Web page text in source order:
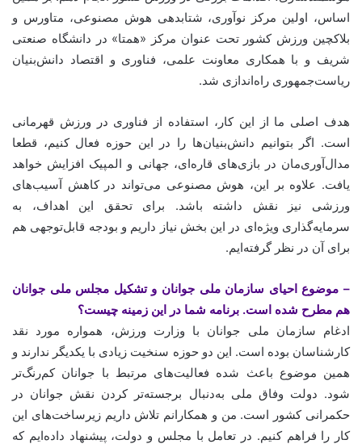
اساس، اولین مرکز نوآوری، شتابدهی هوش مصنوعی، متاورس و
بلاکچین ورزش کشور تحت عنوان مرکز «همتا» در دانشگاه صنعتی
شریف و با همکاری معاونت علمی، فناوری و اقتصاد دانش‌بنیان
ریاست‌جمهوری راه‌اندازی شد.
هدف اصلی ما از این کار، استفاده از فناوری در ورزش قهرمانی
است. اگر بتوانیم دانش‌بنیان‌ها را در این حوزه فعال کنیم، قطعا
مدال‌آوری‌مان در بازی‌های قاره‌ای، جهانی و المپیک افزایش خواهد
یافت. علاوه بر این، هوش مصنوعی می‌تواند در کاهش آسیب‌های
ورزشی نیز نقش داشته باشد. برای تحقق این اهداف، به
سرمایه‌گذاری ویژه‌ای در این بخش نیاز داریم و بودجه قابل‌توجهی هم
برای آن در نظر گرفته‌ایم.
– موضوع احیای سازمان ملی جوانان و تشکیل مجلس ملی جوانان
هم مطرح شده است. برنامه شما در این زمینه چیست؟
ادغام سازمان ملی جوانان با وزارت ورزش، همواره مورد نقد
کارشناسان بوده است. این دو حوزه سنخیت زیادی با یکدیگر ندارند و
همین موضوع باعث شده فعالیت‌های مرتبط با جوانان کم‌رنگ‌تر
شود. دولت وفاق ملی به‌دنبال برجسته‌تر کردن نقش جوانان در
حکمرانی کشور است. من و همکارانم تلاش داریم زیرساخت‌های این
کار را فراهم کنیم. در تعامل با مجلس و دولت، پیشنهاد داده‌ایم که